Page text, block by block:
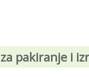
pakiranje i